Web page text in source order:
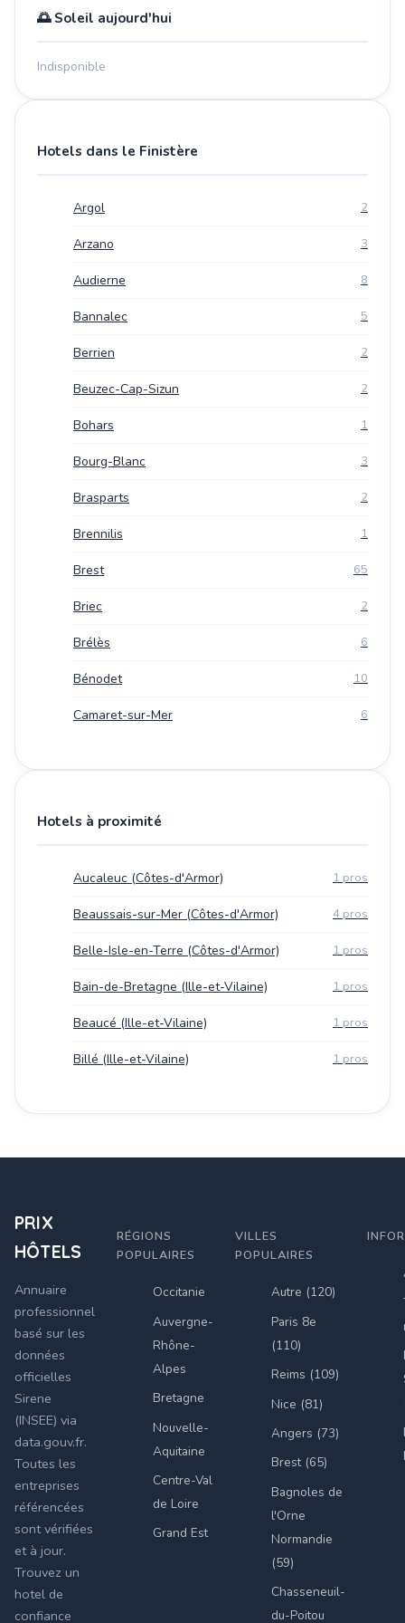
🌅 Soleil aujourd'hui
Indisponible
Hotels dans le Finistère
Argol 2
Arzano 3
Audierne 8
Bannalec 5
Berrien 2
Beuzec-Cap-Sizun 2
Bohars 1
Bourg-Blanc 3
Brasparts 2
Brennilis 1
Brest 65
Briec 2
Brélès 6
Bénodet 10
Camaret-sur-Mer 6
Hotels à proximité
Aucaleuc (Côtes-d'Armor) 1 pros
Beaussais-sur-Mer (Côtes-d'Armor) 4 pros
Belle-Isle-en-Terre (Côtes-d'Armor) 1 pros
Bain-de-Bretagne (Ille-et-Vilaine) 1 pros
Beaucé (Ille-et-Vilaine) 1 pros
Billé (Ille-et-Vilaine) 1 pros
PRIX
HÔTELS
Annuaire
professionnel
basé sur les
données
officielles
Sirene
(INSEE) via
data.gouv.fr.
Toutes les
entreprises
référencées
sont vérifiées
et à jour.
Trouvez un
hotel de
confiance
RÉGIONS
POPULAIRES
Occitanie
Auvergne-
Rhône-
Alpes
Bretagne
Nouvelle-
Aquitaine
Centre-Val
de Loire
Grand Est
VILLES
POPULAIRES
Autre (120)
Paris 8e
(110)
Reims (109)
Nice (81)
Angers (73)
Brest (65)
Bagnoles de
l'Orne
Normandie
(59)
Chasseneuil-
du-Poitou